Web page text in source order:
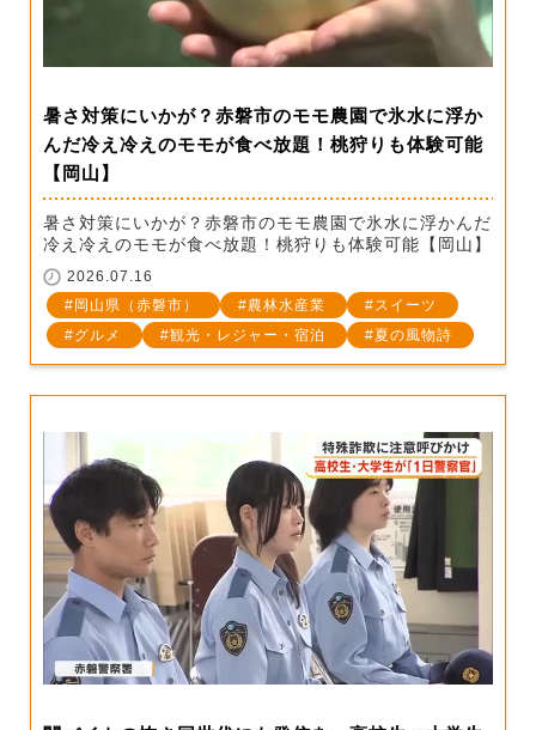
暑さ対策にいかが？赤磐市のモモ農園で氷水に浮か
んだ冷え冷えのモモが食べ放題！桃狩りも体験可能
【岡山】
暑さ対策にいかが？赤磐市のモモ農園で氷水に浮かんだ
冷え冷えのモモが食べ放題！桃狩りも体験可能【岡山】
2026.07.16
岡山県（赤磐市）
農林水産業
スイーツ
グルメ
観光・レジャー・宿泊 夏の風物詩